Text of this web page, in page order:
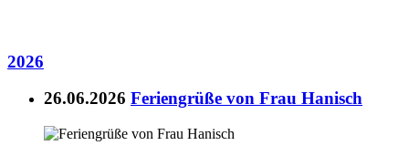
2026
26.06.2026 Feriengrüße von Frau Hanisch